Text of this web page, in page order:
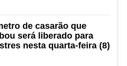
de casarão que
será liberado para
nesta quarta-feira (8)